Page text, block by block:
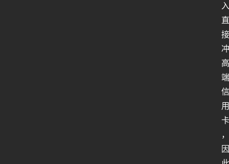
入
直
接
冲
高
端
信
用
卡
，
因